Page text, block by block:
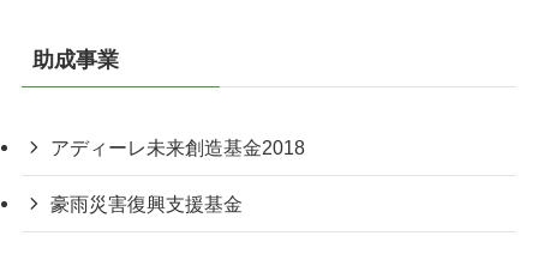
助成事業
アディーレ未来創造基金2018
豪雨災害復興支援基金